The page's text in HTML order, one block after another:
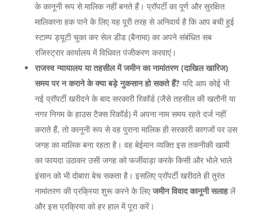
के कानूनी रूप से मालिक नहीं बनते हैं। प्रॉपर्टी का पूर्ण और सुरक्षित
मालिकाना हक पाने के लिए यह पूरी तरह से अनिवार्य है कि आप बची हुई
स्टाम्प ड्यूटी चुका कर सेल डीड (बैनामा) का अपने संबंधित सब
रजिस्ट्रार कार्यालय में विधिवत पंजीकरण करवाएं।
राजस्व न्यायालय या तहसील में जमीन का नामांतरण (दाखिल खारिज)
समय पर न कराने के क्या बड़े नुकसान हो सकते हैं?यदि आप कोई भी
नई प्रॉपर्टी खरीदने के बाद सरकारी रिकॉर्ड (जैसे तहसील की खतौनी या
नगर निगम के हाउस टैक्स रिकॉर्ड) में अपना नाम समय रहते दर्ज नहीं
कराते हैं, तो कानूनी रूप से वह पुराना मालिक ही सरकारी कागजों पर उस
जगह का मालिक बना रहता है। वह बेईमान व्यक्ति इस तकनीकी खामी
का फायदा उठाकर उसी जगह को फर्जीवाड़ा करके किसी और भोले भाले
इंसान को भी दोबारा बेच सकता है। इसलिए प्रॉपर्टी खरीदते ही तुरंत
नामांतरण की प्रक्रिया शुरू करने के लिए जमीन विवाद कानूनी सलाहलें
और इस प्रक्रिया को हर हाल में पूरा करें।